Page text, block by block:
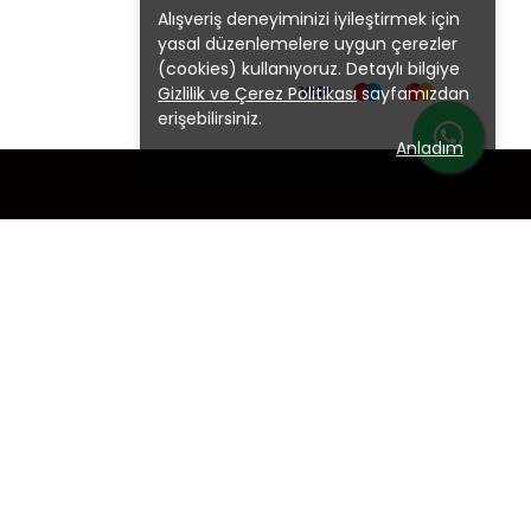
Alışveriş deneyiminizi iyileştirmek için
yasal düzenlemelere uygun çerezler
(cookies) kullanıyoruz. Detaylı bilgiye
Gizlilik ve Çerez Politikası sayfamızdan
erişebilirsiniz.
Anladım